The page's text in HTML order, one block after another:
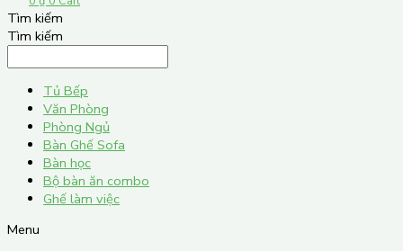
Tìm kiếm
Tìm kiếm
Tủ Bếp
Văn Phòng
Phòng Ngủ
Bàn Ghế Sofa
Bàn học
Bộ bàn ăn combo
Ghế làm việc
Menu